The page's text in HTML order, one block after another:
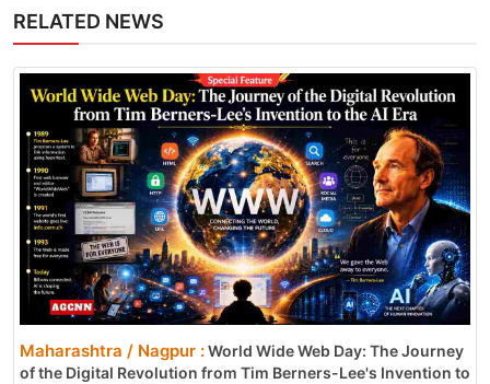
RELATED NEWS
Maharashtra / Nagpur :World Wide Web Day: The Journey
of the Digital Revolution from Tim Berners-Lee's Invention to